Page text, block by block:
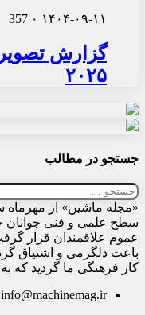
۱۴۰۴-۰۹-۱۱ ۰ 357
گزارش
۲۰۲۵
جستجو در مطالب
جستجو
برای:
سطح علمی و فنی جوانان
عموم علاقمندان قرار
باعث دلگرمی و اشتیاق
کار فرهنگی ما گردید که
info@machinemag.ir